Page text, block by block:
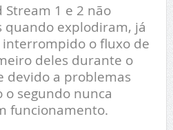
Stream 1 e 2 não
quando explodiram, já
interrompido o fluxo de
deles durante o
devido a problemas
segundo nunca
funcionamento.